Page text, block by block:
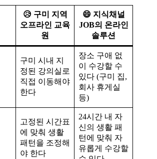
😥 구미 지역
오프라인 교육
원
😄 지식채널
JOB의 온라인
솔루션
구미 시내 지
정된 강의실로
직접 이동해야
한다
장소 구애 없
이 수강할 수
있다 (구미 집,
회사 휴게실
등)
고정된 시간표
에 맞춰 생활
패턴을 조정해
야 한다
24시간 내 자
신의 생활 패
턴에 맞춰 자
유롭게 수강할